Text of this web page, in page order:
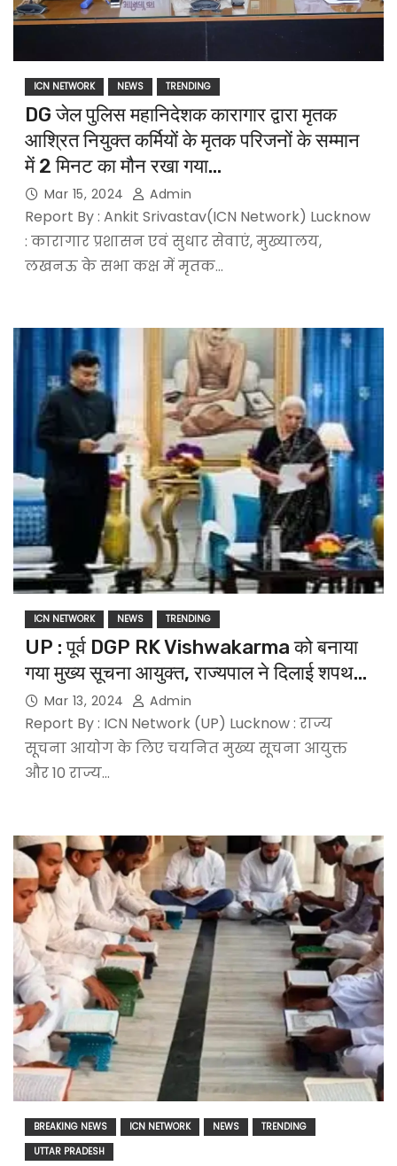
ICN NETWORK NEWS TRENDING
DG जेल पुलिस महानिदेशक कारागार द्वारा मृतक
आश्रित नियुक्त कर्मियों के मृतक परिजनों के सम्मान
में 2 मिनट का मौन रखा गया…
Mar 15, 2024 Admin
Report By : Ankit Srivastav(ICN Network) Lucknow
: कारागार प्रशासन एवं सुधार सेवाएं, मुख्यालय,
लखनऊ के सभा कक्ष में मृतक…
ICN NETWORK NEWS TRENDING
UP : पूर्व DGP RK Vishwakarma को बनाया
गया मुख्य सूचना आयुक्त, राज्यपाल ने दिलाई शपथ…
Mar 13, 2024 Admin
Report By : ICN Network (UP) Lucknow : राज्य
सूचना आयोग के लिए चयनित मुख्य सूचना आयुक्त
और 10 राज्य…
BREAKING NEWS ICN NETWORK NEWS
TRENDING
UTTAR PRADESH